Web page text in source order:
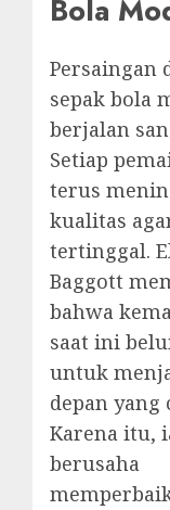
Bola
Persaingan
sepak bola
berjalan
Setiap
terus
kualitas
tertinggal.
Baggott
bahwa
saat ini
untuk
depan yang
Karena itu,
berusaha